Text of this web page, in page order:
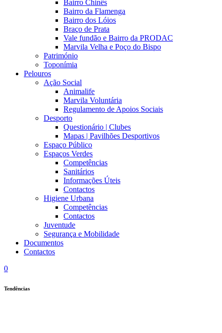
Bairro Chinês
Bairro da Flamenga
Bairro dos Lóios
Braço de Prata
Vale fundão e Bairro da PRODAC
Marvila Velha e Poço do Bispo
Património
Toponímia
Pelouros
Ação Social
Animalife
Marvila Voluntária
Regulamento de Apoios Sociais
Desporto
Questionário | Clubes
Mapas | Pavilhões Desportivos
Espaço Público
Espaços Verdes
Competências
Sanitários
Informações Úteis
Contactos
Higiene Urbana
Competências
Contactos
Juventude
Segurança e Mobilidade
Documentos
Contactos
0
Tendências